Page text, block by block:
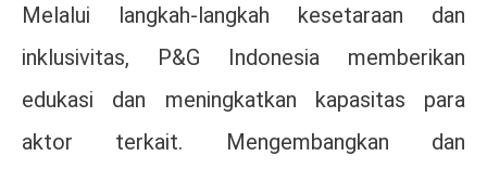
Melalui langkah-langkah kesetaraan dan
inklusivitas, P&G Indonesia memberikan
edukasi dan meningkatkan kapasitas para
aktor terkait. Mengembangkan dan